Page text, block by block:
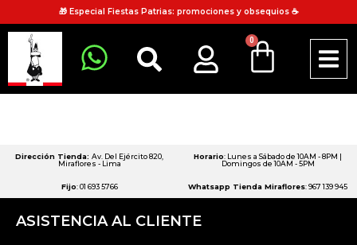
🎁 Especial Fiestas Patrias: promociones y obsequios ☕
0
Dirección Tienda: Av. Del Ejército 820,
Miraflores - Lima
Horario: Lunes a Sábado de 10AM - 8PM |
Domingos de 10AM - 5PM
Fijo: 01 693 5766 Whatsapp Tienda Miraflores: 967 139 945
ASISTENCIA AL CLIENTE